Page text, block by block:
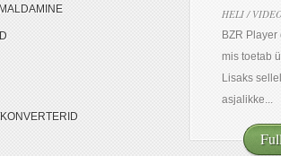
HELI /
BZR
mis toetab
Lisaks
asjalikke...